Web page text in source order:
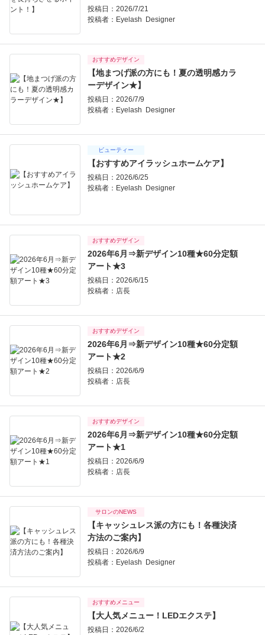
投稿日：2026/7/21
投稿者： Eyelash Designer
おすすめデザイン
【地まつげ派の方にも！夏の透明感カラ
ーデザイン★】
投稿日：2026/7/9
投稿者： Eyelash Designer
ビューティー
【おすすめアイラッシュホームケア】
投稿日：2026/6/25
投稿者： Eyelash Designer
おすすめデザイン
2026年6月⇒新デザイン10種★60分定額
アート★3
投稿日：2026/6/15
投稿者： 店長
おすすめデザイン
2026年6月⇒新デザイン10種★60分定額
アート★2
投稿日：2026/6/9
投稿者： 店長
おすすめデザイン
2026年6月⇒新デザイン10種★60分定額
アート★1
投稿日：2026/6/9
投稿者： 店長
サロンのNEWS
【キャッシュレス派の方にも！各種決済
方法のご案内】
投稿日：2026/6/9
投稿者： Eyelash Designer
おすすめメニュー
【大人気メニュー！LEDエクステ】
投稿日：2026/6/2